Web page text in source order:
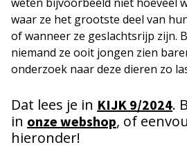
waar ze het grootste deel van
of wanneer ze geslachtsrijp zijn.
niemand ze ooit jongen zien
onderzoek naar deze dieren zo
Dat lees je in KIJK 9/2024.
in onze webshop, of
hieronder!